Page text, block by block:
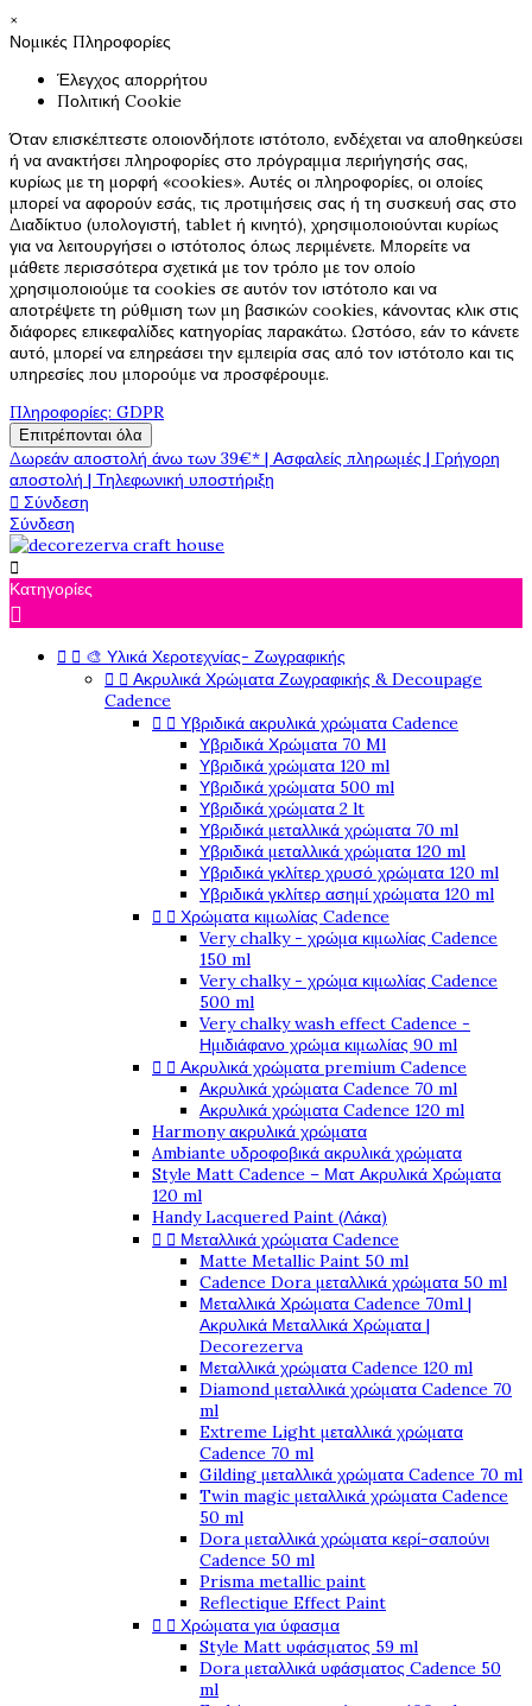
×
Νομικές Πληροφορίες
Έλεγχος απορρήτου
Πολιτική Cookie
Όταν επισκέπτεστε οποιονδήποτε ιστότοπο, ενδέχεται να αποθηκεύσει
ή να ανακτήσει πληροφορίες στο πρόγραμμα περιήγησής σας,
κυρίως με τη μορφή «cookies». Αυτές οι πληροφορίες, οι οποίες
μπορεί να αφορούν εσάς, τις προτιμήσεις σας ή τη συσκευή σας στο
Διαδίκτυο (υπολογιστή, tablet ή κινητό), χρησιμοποιούνται κυρίως
για να λειτουργήσει ο ιστότοπος όπως περιμένετε. Μπορείτε να
μάθετε περισσότερα σχετικά με τον τρόπο με τον οποίο
χρησιμοποιούμε τα cookies σε αυτόν τον ιστότοπο και να
αποτρέψετε τη ρύθμιση των μη βασικών cookies, κάνοντας κλικ στις
διάφορες επικεφαλίδες κατηγορίας παρακάτω. Ωστόσο, εάν το κάνετε
αυτό, μπορεί να επηρεάσει την εμπειρία σας από τον ιστότοπο και τις
υπηρεσίες που μπορούμε να προσφέρουμε.
Πληροφορίες: GDPR
Επιτρέπονται όλα
Δωρεάν αποστολή άνω των 39€* | Ασφαλείς πληρωμές | Γρήγορη
αποστολή | Τηλεφωνική υποστήριξη
 Σύνδεση
Σύνδεση

Κατηγορίες

  🎨 Υλικά Χεροτεχνίας- Ζωγραφικής
  Ακρυλικά Χρώματα Ζωγραφικής & Decoupage
Cadence
  Υβριδικά ακρυλικά χρώματα Cadence
Υβριδικά Χρώματα 70 Ml
Υβριδικά χρώματα 120 ml
Υβριδικά χρώματα 500 ml
Υβριδικά χρώματα 2 lt
Υβριδικά μεταλλικά χρώματα 70 ml
Υβριδικά μεταλλικά χρώματα 120 ml
Υβριδικά γκλίτερ χρυσό χρώματα 120 ml
Υβριδικά γκλίτερ ασημί χρώματα 120 ml
  Χρώματα κιμωλίας Cadence
Very chalky - χρώμα κιμωλίας Cadence
150 ml
Very chalky - χρώμα κιμωλίας Cadence
500 ml
Very chalky wash effect Cadence -
Ημιδιάφανο χρώμα κιμωλίας 90 ml
  Ακρυλικά χρώματα premium Cadence
Ακρυλικά χρώματα Cadence 70 ml
Ακρυλικά χρώματα Cadence 120 ml
Harmony ακρυλικά χρώματα
Ambiante υδροφοβικά ακρυλικά χρώματα
Style Matt Cadence – Ματ Ακρυλικά Χρώματα
120 ml
Handy Lacquered Paint (Λάκα)
  Μεταλλικά χρώματα Cadence
Matte Metallic Paint 50 ml
Cadence Dora μεταλλικά χρώματα 50 ml
Μεταλλικά Χρώματα Cadence 70ml |
Ακρυλικά Μεταλλικά Χρώματα |
Decorezerva
Μεταλλικά χρώματα Cadence 120 ml
Diamond μεταλλικά χρώματα Cadence 70
ml
Extreme Light μεταλλικά χρώματα
Cadence 70 ml
Gilding μεταλλικά χρώματα Cadence 70 ml
Twin magic μεταλλικά χρώματα Cadence
50 ml
Dora μεταλλικά χρώματα κερί-σαπούνι
Cadence 50 ml
Prisma metallic paint
Reflectique Effect Paint
  Χρώματα για ύφασμα
Style Matt υφάσματος 59 ml
Dora μεταλλικά υφάσματος Cadence 50
ml